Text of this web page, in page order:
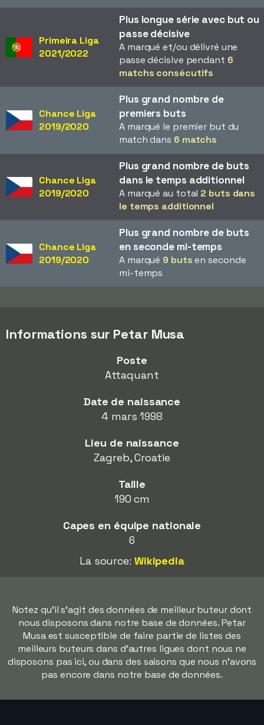
Primeira Liga
2021/2022
Plus longue série avec but ou
passe décisive
A marqué et/ou délivré une
passe décisive pendant 6
matchs consécutifs
Chance Liga
2019/2020
Plus grand nombre de
premiers buts
A marqué le premier but du
match dans 6 matchs
Chance Liga
2019/2020
Plus grand nombre de buts
dans le temps additionnel
A marqué au total 2 buts dans
le temps additionnel
Chance Liga
2019/2020
Plus grand nombre de buts
en seconde mi-temps
A marqué 9 butsen seconde
mi-temps
Informations sur Petar Musa
Poste
Attaquant
Date de naissance
4 mars 1998
Lieu de naissance
Zagreb, Croatie
Taille
190 cm
Capes en équipe nationale
6
La source: Wikipedia
Notez qu'il s'agit des données de meilleur buteur dont
nous disposons dans notre base de données. Petar
Musa est susceptible de faire partie de listes des
meilleurs buteurs dans d'autres ligues dont nous ne
disposons pas ici, ou dans des saisons que nous n'avons
pas encore dans notre base de données.